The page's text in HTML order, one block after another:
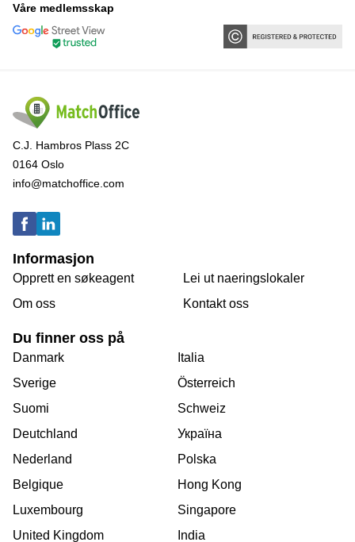
Våre medlemsskap
C.J. Hambros Plass 2C
0164 Oslo
info@matchoffice.com
Informasjon
Opprett en søkeagent
Om oss
Lei ut naeringslokaler
Kontakt oss
Du finner oss på
Danmark
Sverige
Suomi
Deutchland
Nederland
Belgique
Luxembourg
United Kingdom
Italia
Österreich
Schweiz
Україна
Polska
Hong Kong
Singapore
India